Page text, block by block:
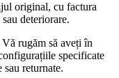
original, cu factura
deteriorare.
rugăm să aveți în
specificate
returnate.